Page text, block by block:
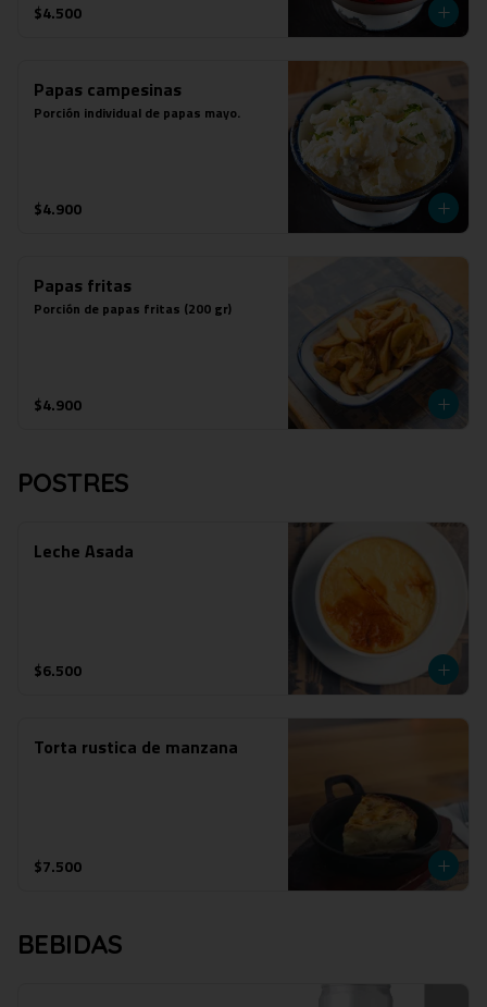
$4.500
Papas campesinas
Porción individual de papas mayo.
$4.900
Papas fritas
Porción de papas fritas (200 gr)
$4.900
POSTRES
Leche Asada
$6.500
Torta rustica de manzana
$7.500
BEBIDAS